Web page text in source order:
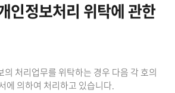
인정보처리 위탁에 관한
의 처리업무를 위탁하는 경우 다음 각 호의
에 의하여 처리하고 있습니다.